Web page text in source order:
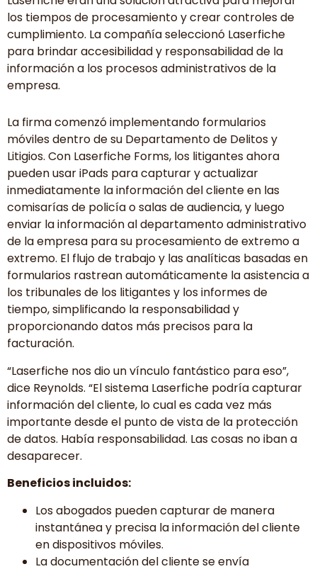
los tiempos de procesamiento y crear controles de
cumplimiento. La compañía seleccionó Laserfiche
para brindar accesibilidad y responsabilidad de la
información a los procesos administrativos de la
empresa.
La firma comenzó implementando formularios
móviles dentro de su Departamento de Delitos y
Litigios. Con Laserfiche Forms, los litigantes ahora
pueden usar iPads para capturar y actualizar
inmediatamente la información del cliente en las
comisarías de policía o salas de audiencia, y luego
enviar la información al departamento administrativo
de la empresa para su procesamiento de extremo a
extremo. El flujo de trabajo y las analíticas basadas en
formularios rastrean automáticamente la asistencia a
los tribunales de los litigantes y los informes de
tiempo, simplificando la responsabilidad y
proporcionando datos más precisos para la
facturación.
“Laserfiche nos dio un vínculo fantástico para eso”,
dice Reynolds. “El sistema Laserfiche podría capturar
información del cliente, lo cual es cada vez más
importante desde el punto de vista de la protección
de datos. Había responsabilidad. Las cosas no iban a
desaparecer.
Beneficios incluidos:
Los abogados pueden capturar de manera
instantánea y precisa la información del cliente
en dispositivos móviles.
La documentación del cliente se envía